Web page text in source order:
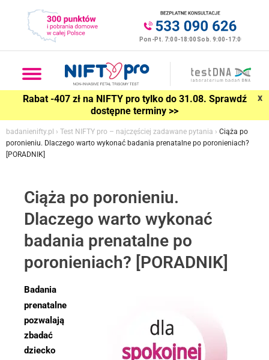
Rabat -407 zł na NIFTY pro tylko do 31.08. Sprawdź
dostępne terminy >>
x
badanienifty.pl › Test NIFTY pro – najczęściej zadawane pytania › Ciąża po
poronieniu. Dlaczego warto wykonać badania prenatalne po poronieniach?
[PORADNIK]
Ciąża po poronieniu.
Dlaczego warto wykonać
badania prenatalne po
poronieniach? [PORADNIK]
Badania
prenatalne
pozwalają
zbadać
dziecko